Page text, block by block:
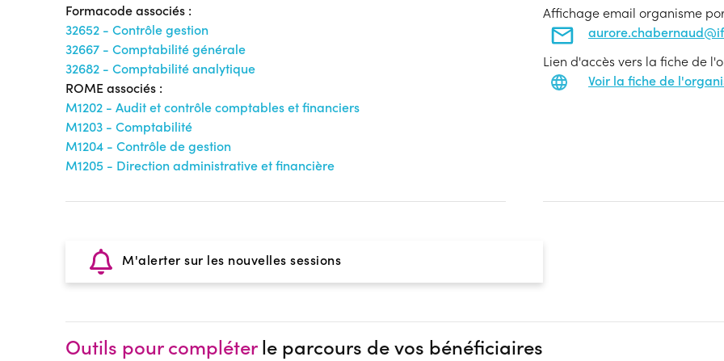
Formacode associés :
32652 - Contrôle gestion
32667 - Comptabilité générale
32682 - Comptabilité analytique
ROME associés :
M1202 - Audit et contrôle comptables et financiers
M1203 - Comptabilité
M1204 - Contrôle de gestion
M1205 - Direction administrative et financière
Affichage email organisme
Lien d'accès vers la fiche de
Voir la fiche de
M'alerter sur les nouvelles sessions
Outils pour compléterle parcours de vos bénéficiaires